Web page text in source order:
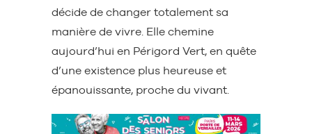
décide de changer totalement sa
manière de vivre. Elle chemine
aujourd’hui en Périgord Vert, en quête
d’une existence plus heureuse et
épanouissante, proche du vivant.